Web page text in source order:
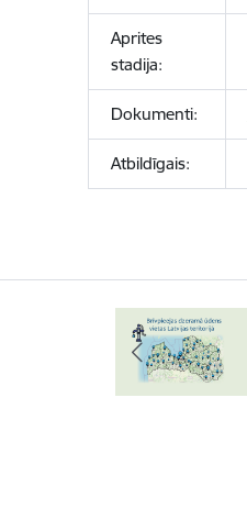
Aprites
stadija:
Dokumenti:
Atbildīgais: